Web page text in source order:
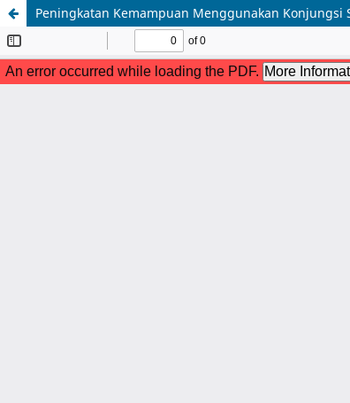
Peningkatan Kemampuan Menggunakan Konjungsi